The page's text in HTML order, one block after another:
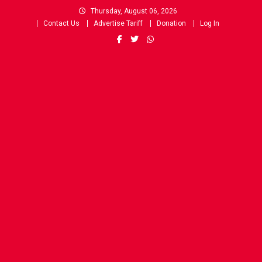
Thursday, August 06, 2026
Contact Us
Advertise Tariff Donation Log In